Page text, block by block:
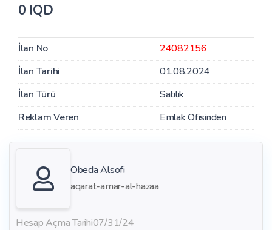
0 IQD
İlan No
24082156
İlan Tarihi
01.08.2024
İlan Türü
Satılık
Reklam Veren
Emlak Ofisinden
Obeda Alsofi
aqarat-amar-al-hazaa
Hesap Açma Tarihi07/31/24